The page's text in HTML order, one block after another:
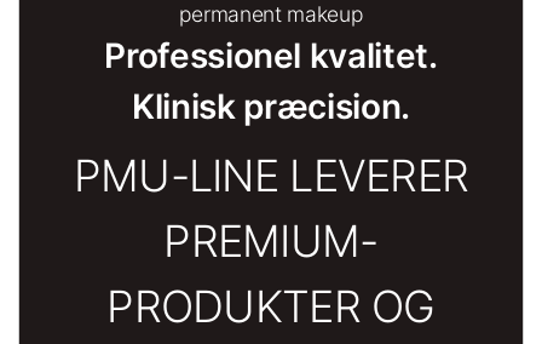
permanent makeup
Professionel kvalitet.
Klinisk præcision.
PMU-LINE LEVERER
PREMIUM-
PRODUKTER OG